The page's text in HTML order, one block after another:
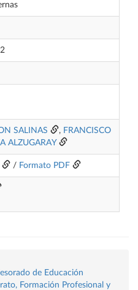
SALINAS , FRANCISCO
ALZUGARAY
/ Formato PDF
de Educación
Formación Profesional y